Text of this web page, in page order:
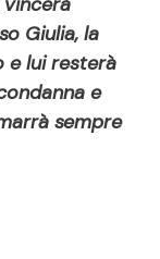
Giulia, la
e lui resterà
e
sempre